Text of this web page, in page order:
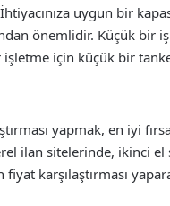
uygun bir
önemlidir. Küçük bir
için küçük bir
yapmak, en iyi
ilan sitelerinde, ikinci
karşılaştırması